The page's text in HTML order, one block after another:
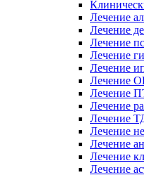
Лечение
Лечение
Лечение
Лечение
Лечение
Лечение
Лечение
Лечение
Лечение
Лечение
Лечение
Лечение
Лечение